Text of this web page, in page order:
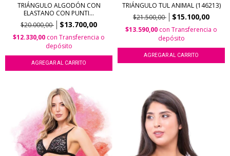
TRIÁNGULO ALGODÓN CON
ELASTANO CON PUNTI...
$20.000,00
$13.700,00
$12.330,00 con Transferencia o
depósito
AGREGAR AL CARRITO
TRIÁNGULO TUL ANIMAL (146213)
$21.500,00
$15.100,00
$13.590,00 con Transferencia o
depósito
AGREGAR AL CARRITO